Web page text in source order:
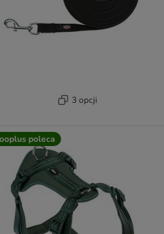
3 opcji
poleca